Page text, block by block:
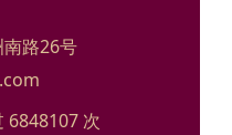
路26号
6848107 次